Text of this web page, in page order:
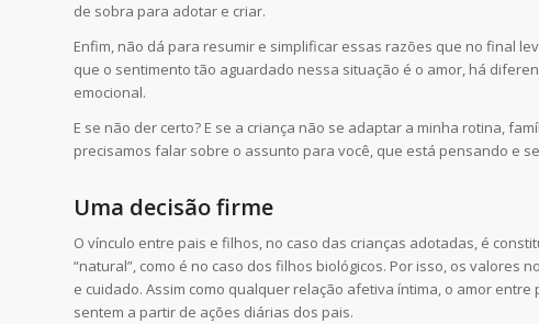
de sobra para adotar e criar.
Enfim, não dá para resumir e simplificar essas razões que no final
que o sentimento tão aguardado nessa situação é o amor, há
emocional.
E se não der certo? E se a criança não se adaptar a minha rotina,
precisamos falar sobre o assunto para você, que está pensando e
Uma decisão firme
O vínculo entre pais e filhos, no caso das crianças adotadas, é
“natural”, como é no caso dos filhos biológicos. Por isso, os
e cuidado. Assim como qualquer relação afetiva íntima, o amor
sentem a partir de ações diárias dos pais.